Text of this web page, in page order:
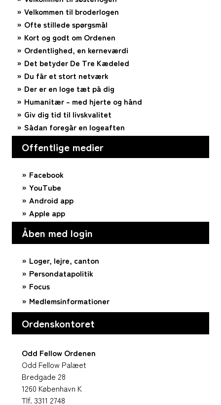
Velkommen til broderlogen
Ofte stillede spørgsmål
Kort og godt om Ordenen
Ordentlighed, en kerneværdi
Det betyder De Tre Kædeled
Du får et stort netværk
Der er en loge tæt på dig
Humanitær – med hjerte og hånd
Giv dig tid til livskvalitet
Sådan foregår en logeaften
Offentlige medier
Facebook
YouTube
Android app
Apple app
Åben med login
Loger, lejre, canton
Persondatapolitik
Focus
Medlemsinformationer
Ordenskontoret
Odd Fellow Ordenen
Odd Fellow Palæet
Bredgade 28
1260 København K
Tlf. 3311 2748